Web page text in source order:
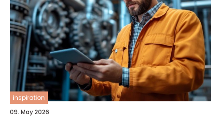
inspiration
09. May 2026